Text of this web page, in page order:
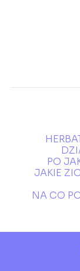
PO
JAKIE
NA CO